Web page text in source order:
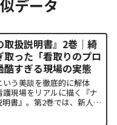
データ
取扱説明書』2巻｜綺
取った「看取りのプロ
酷すぎる現場の実態
いう美談を徹底的に解体
護現場をリアルに描く『ナ
明書』。第2巻では、新人看